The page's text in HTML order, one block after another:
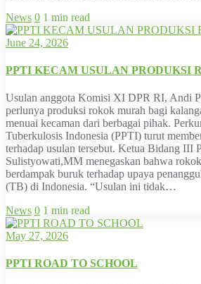
News 0 1 min read
June 24, 2026
PPTI KECAM USULAN PRODUKSI
Usulan anggota Komisi XI DPR RI, Andi
perlunya produksi rokok murah bagi
menuai kecaman dari berbagai pihak.
Tuberkulosis Indonesia (PPTI) turut
terhadap usulan tersebut. Ketua Bidang III
Sulistyowati,MM menegaskan bahwa
berdampak buruk terhadap upaya
(TB) di Indonesia. “Usulan ini tidak…
News 0 1 min read
May 27, 2026
PPTI ROAD TO SCHOOL